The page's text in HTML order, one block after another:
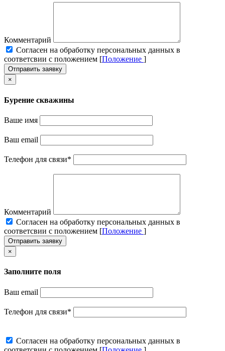
Комментарий
Cогласен на обработку персональных данных в
соответсвии с положением [Положение ]
Отправить заявку
×
Бурение скважины
Ваше имя
Ваш email
Телефон для связи*
Комментарий
Cогласен на обработку персональных данных в
соответсвии с положением [Положение ]
Отправить заявку
×
Заполните поля
Ваш email
Телефон для связи*
Cогласен на обработку персональных данных в